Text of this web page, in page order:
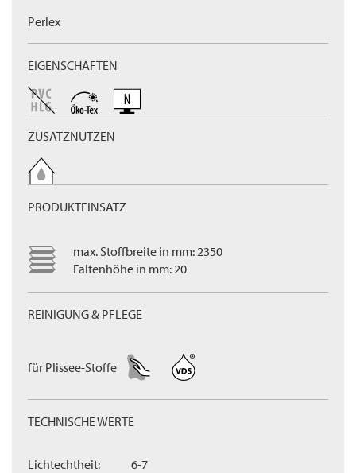
Perlex
EIGENSCHAFTEN
ZUSATZNUTZEN
PRODUKTEINSATZ
max. Stoffbreite in mm: 2350
Faltenhöhe in mm: 20
REINIGUNG & PFLEGE
für Plissee-Stoffe
TECHNISCHE WERTE
Lichtechtheit: 6-7